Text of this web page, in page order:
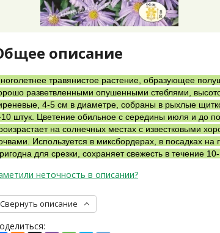
описание
травянистое растение, образующее
разветвленными опушенными стеблями,
4-5 см в диаметре, собраны в рыхлые
штук. Цветение обильное с середины июля и до
на солнечных местах с известковыми
Используется в миксбордерах, в посадках на
для срезки, сохраняет свежесть в течение
неточность в описании?
Свернуть описание